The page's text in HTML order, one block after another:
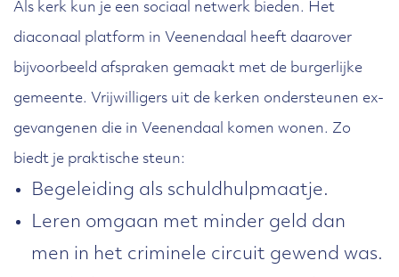
Als kerk kun je een sociaal netwerk bieden. Het
diaconaal platform in Veenendaal heeft daarover
bijvoorbeeld afspraken gemaakt met de burgerlijke
gemeente. Vrijwilligers uit de kerken ondersteunen ex-
gevangenen die in Veenendaal komen wonen. Zo
biedt je praktische steun:
Begeleiding als schuldhulpmaatje.
Leren omgaan met minder geld dan
men in het criminele circuit gewend was.